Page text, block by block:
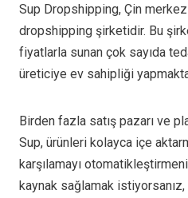
Sup Dropshipping, Çin
dropshipping şirketidir. Bu
fiyatlarla sunan çok sayıda
üreticiye ev sahipliği
Birden fazla satış pazarı ve
Sup, ürünleri kolayca içe
karşılamayı
kaynak sağlamak